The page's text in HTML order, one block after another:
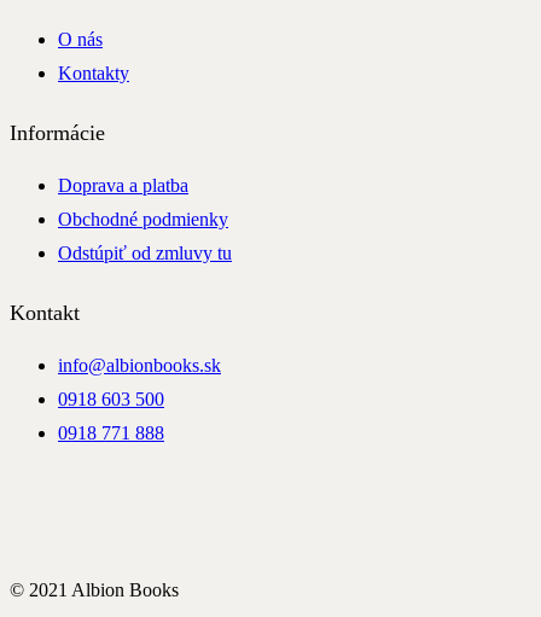
O nás
Kontakty
Informácie
Doprava a platba
Obchodné podmienky
Odstúpiť od zmluvy tu
Kontakt
info@albionbooks.sk
0918 603 500
0918 771 888
© 2021 Albion Books